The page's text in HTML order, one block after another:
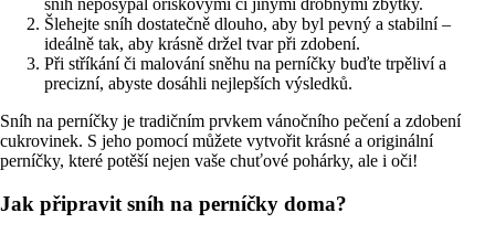
sníh neposypal oříškovými či jinými drobnými zbytky.
Šlehejte sníh dostatečně dlouho, aby byl pevný a stabilní –
ideálně tak, aby krásně držel tvar při zdobení.
Při stříkání či malování sněhu na perníčky buďte trpěliví a
precizní, abyste dosáhli nejlepších výsledků.
Sníh na perníčky je tradičním prvkem vánočního pečení a zdobení
cukrovinek. S jeho pomocí můžete vytvořit krásné a originální
perníčky, které potěší nejen vaše chuťové pohárky, ale i oči!
Jak připravit sníh na perníčky doma?